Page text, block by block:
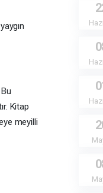
Kitap
meyilli